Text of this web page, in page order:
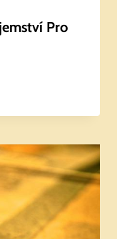
Pro